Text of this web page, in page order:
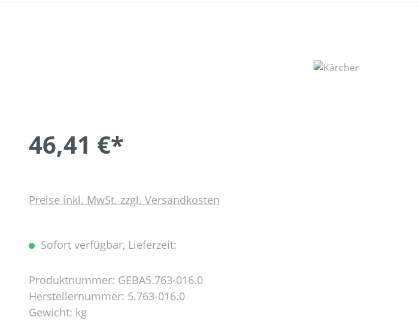
46,41 €*
Preise inkl. MwSt. zzgl. Versandkosten
Sofort verfügbar, Lieferzeit:
Produktnummer: GEBA5.763-016.0
Herstellernummer: 5.763-016.0
Gewicht: kg